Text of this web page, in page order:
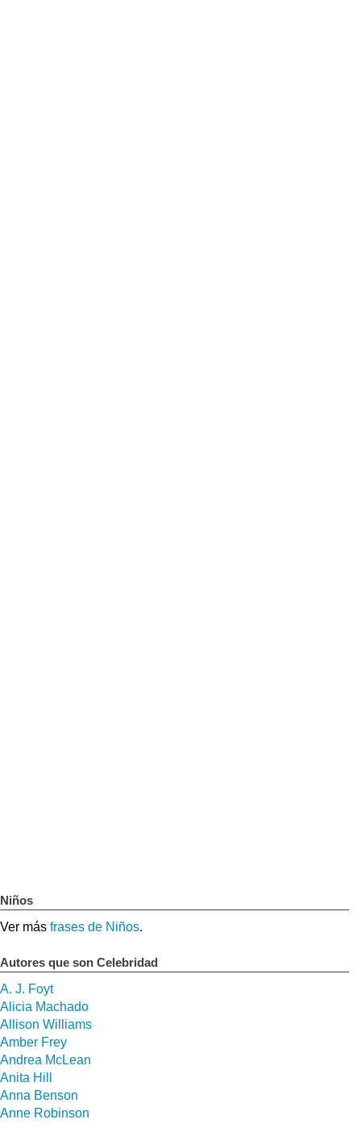
Niños
Ver más frases de Niños.
Autores que son Celebridad
A. J. Foyt
Alicia Machado
Allison Williams
Amber Frey
Andrea McLean
Anita Hill
Anna Benson
Anne Robinson